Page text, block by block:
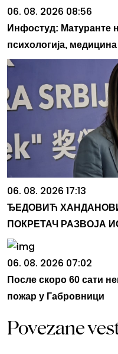
06. 08. 2026 08:56
Инфостуд: Матуранте
психологија,
06. 08. 2026 17:13
ЂЕДОВИЋ
ПОКРЕТАЧ РАЗВОЈА
06. 08. 2026 07:02
После скоро 60 сати
пожар у Габровници
Povezane